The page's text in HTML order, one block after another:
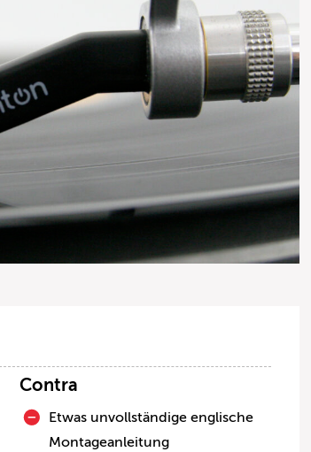
Contra
Etwas unvollständige englische
Montageanleitung